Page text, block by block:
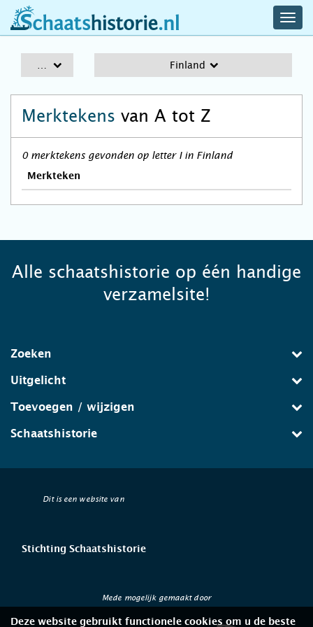
schaatshistorie.nl
Finland
Merktekens van A tot Z
0 merktekens gevonden op letter I in Finland
Merkteken
Alle schaatshistorie op één handige
verzamelsite!
Zoeken
Uitgelicht
Toevoegen / wijzigen
Schaatshistorie
Dit is een website van
Stichting Schaatshistorie
Mede mogelijk gemaakt door
Deze website gebruikt functionele cookies om u de beste